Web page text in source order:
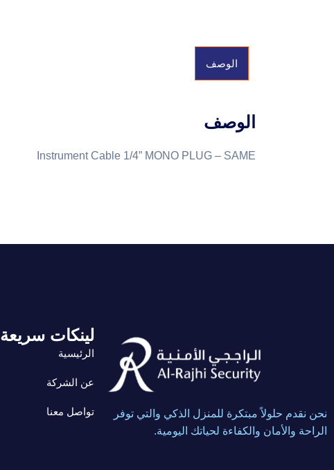
الوصف
الوصف
Instrument Cable 1/4” MONO PLUG – SAME
نحن نقدم حلولاً مبتكرة للمنزل الذكي والتي توفر
الراحة والأمان والكفاءة لحياتك اليومية.
لينكات سريعة
الرئيسية
عن الشركة
تواصل معنا